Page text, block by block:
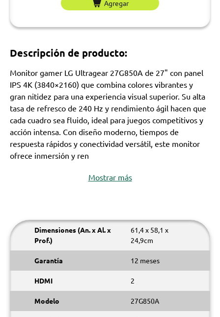
Agregar
Descripción de producto:
Monitor gamer LG Ultragear 27G850A de 27" con panel
IPS 4K (3840×2160) que combina colores vibrantes y
gran nitidez para una experiencia visual superior. Su alta
tasa de refresco de 240 Hz y rendimiento ágil hacen que
cada cuadro sea fluido, ideal para juegos competitivos y
acción intensa. Con diseño moderno, tiempos de
respuesta rápidos y conectividad versátil, este monitor
ofrece inmersión y ren
Mostrar más
Dimensiones (An. x Al. x
Prof.)
61,4 x 58,1 x
24,9cm
Garantía 12 meses
HDMI 2
Modelo 27G850A